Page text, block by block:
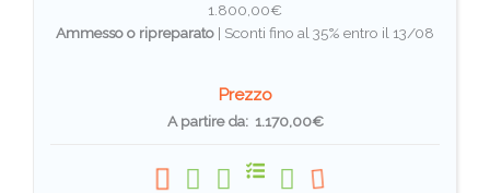
1.800,00€
Ammesso o ripreparato | Sconti fino al 35% entro il 13/08
Prezzo
A partire da: 1.170,00€